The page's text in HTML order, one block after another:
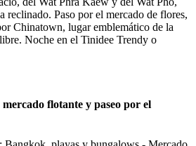
reclinado. Paso por el mercado de flores,
Chinatown, lugar emblemático de la
Noche en el Tinidee Trendy o
flotante y paseo por el